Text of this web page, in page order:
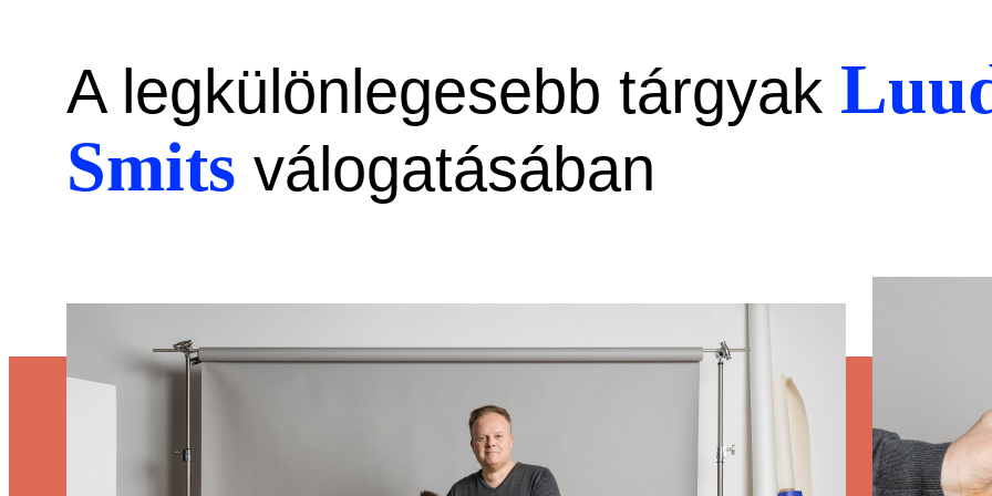
A legkülönlegesebb tárgyak
Smits válogatásában